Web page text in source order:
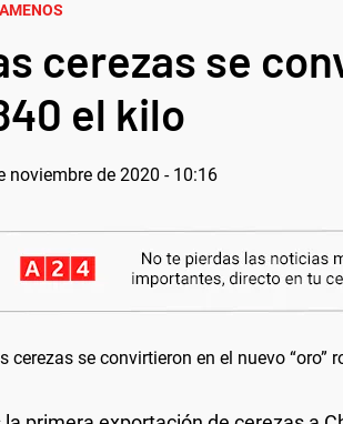
cerezas se
el kilo
noviembre de 2020 - 10:16